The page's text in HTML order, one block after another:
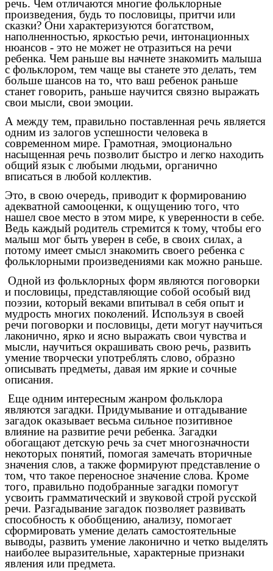
речь. Чем отличаются многие фольклорные
произведения, будь то пословицы, притчи или
сказки? Они характеризуются богатством,
наполненностью, яркостью речи, интонационных
нюансов - это не может не отразиться на речи
ребенка. Чем раньше вы начнете знакомить малыша
с фольклором, тем чаще вы станете это делать, тем
больше шансов на то, что ваш ребенок раньше
станет говорить, раньше научится связно выражать
свои мысли, свои эмоции.
А между тем, правильно поставленная речь является
одним из залогов успешности человека в
современном мире. Грамотная, эмоционально
насыщенная речь позволит быстро и легко находить
общий язык с любыми людьми, органично
вписаться в любой коллектив.
Это, в свою очередь, приводит к формированию
адекватной самооценки, к ощущению того, что
нашел свое место в этом мире, к уверенности в себе.
Ведь каждый родитель стремится к тому, чтобы его
малыш мог быть уверен в себе, в своих силах, а
потому имеет смысл знакомить своего ребенка с
фольклорными произведениями как можно раньше.
Одной из фольклорных форм являются поговорки
и пословицы, представляющие собой особый вид
поэзии, который веками впитывал в себя опыт и
мудрость многих поколений. Используя в своей
речи поговорки и пословицы, дети могут научиться
лаконично, ярко и ясно выражать свои чувства и
мысли, научиться окрашивать свою речь, развить
умение творчески употреблять слово, образно
описывать предметы, давая им яркие и сочные
описания.
Еще одним интересным жанром фольклора
являются загадки. Придумывание и отгадывание
загадок оказывает весьма сильное позитивное
влияние на развитие речи ребенка. Загадки
обогащают детскую речь за счет многозначности
некоторых понятий, помогая замечать вторичные
значения слов, а также формируют представление о
том, что такое переносное значение слова. Кроме
того, правильно подобранные загадки помогут
усвоить грамматический и звуковой строй русской
речи. Разгадывание загадок позволяет развивать
способность к обобщению, анализу, помогает
сформировать умение делать самостоятельные
выводы, развить умение лаконично и четко выделять
наиболее выразительные, характерные признаки
явления или предмета.